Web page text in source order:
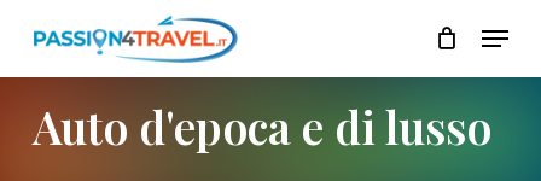
Lista Close
Auto d'epoca e di lusso